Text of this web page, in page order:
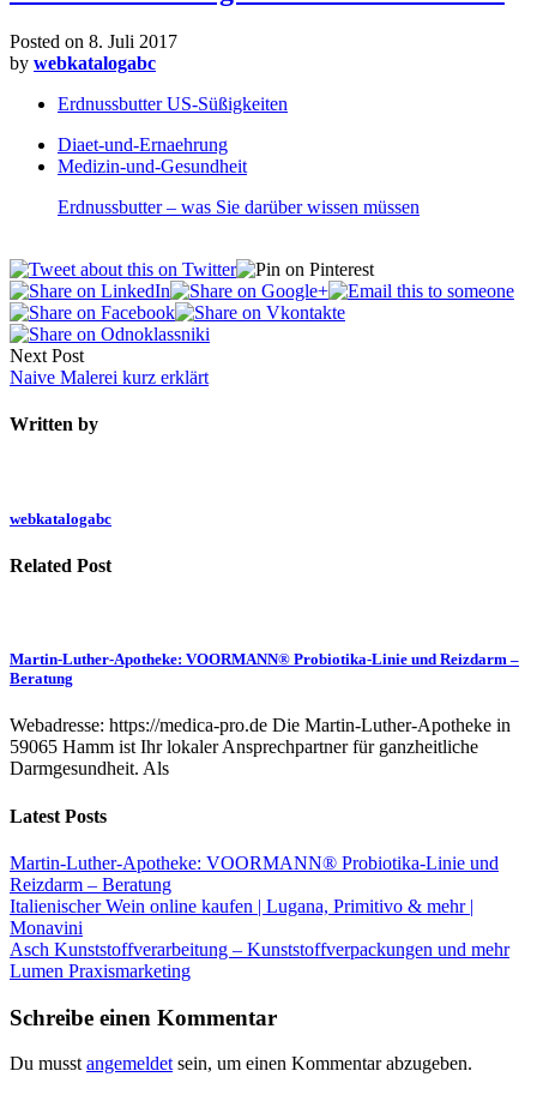
Posted on 8. Juli 2017
by webkatalogabc
Erdnussbutter US-Süßigkeiten
Diaet-und-Ernaehrung
Medizin-und-Gesundheit
Erdnussbutter – was Sie darüber wissen müssen
Next Post
Naive Malerei kurz erklärt
Written by
webkatalogabc
Related Post
Martin-Luther-Apotheke: VOORMANN® Probiotika-Linie und Reizdarm –
Beratung
Webadresse: https://medica-pro.de Die Martin-Luther-Apotheke in
59065 Hamm ist Ihr lokaler Ansprechpartner für ganzheitliche
Darmgesundheit. Als
Latest Posts
Martin-Luther-Apotheke: VOORMANN® Probiotika-Linie und
Reizdarm – Beratung
Italienischer Wein online kaufen | Lugana, Primitivo & mehr |
Monavini
Asch Kunststoffverarbeitung – Kunststoffverpackungen und mehr
Lumen Praxismarketing
Schreibe einen Kommentar
Du musst angemeldet sein, um einen Kommentar abzugeben.